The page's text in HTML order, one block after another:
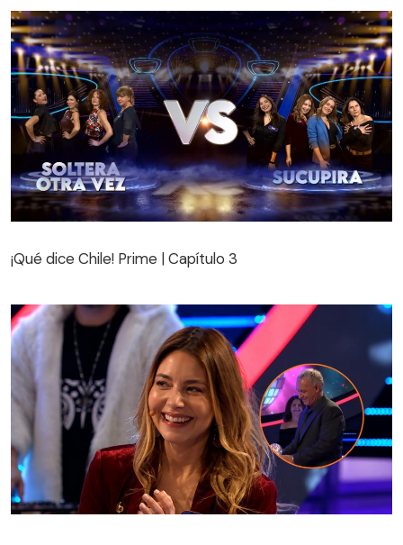
¡Qué dice Chile! Prime | Capítulo 3